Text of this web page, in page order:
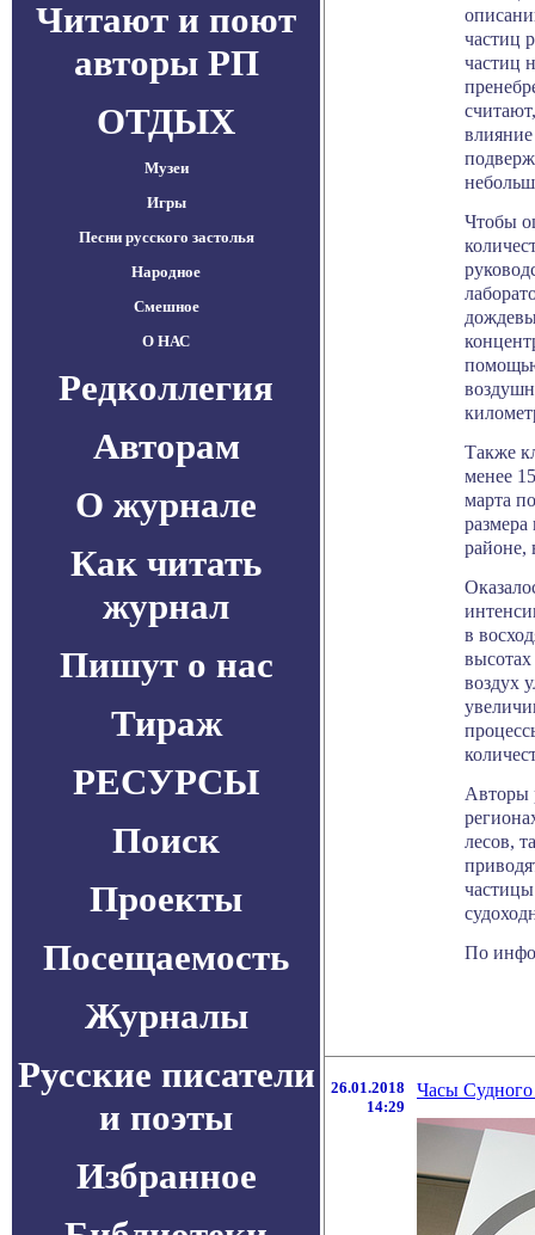
Читают и поют
авторы РП
ОТДЫХ
Музеи
Игры
Песни русского застолья
Народное
Смешное
О НАС
Редколлегия
Авторам
О журнале
Как читать
журнал
Пишут о нас
Тираж
РЕСУРСЫ
Поиск
Проекты
Посещаемость
Журналы
Русские писатели
и поэты
Избранное
частиц
частиц
Чтобы
Также
менее
марта
районе,
в
воздух
Авторы
лесов,
По
26.01.2018
14:29
Часы Судного